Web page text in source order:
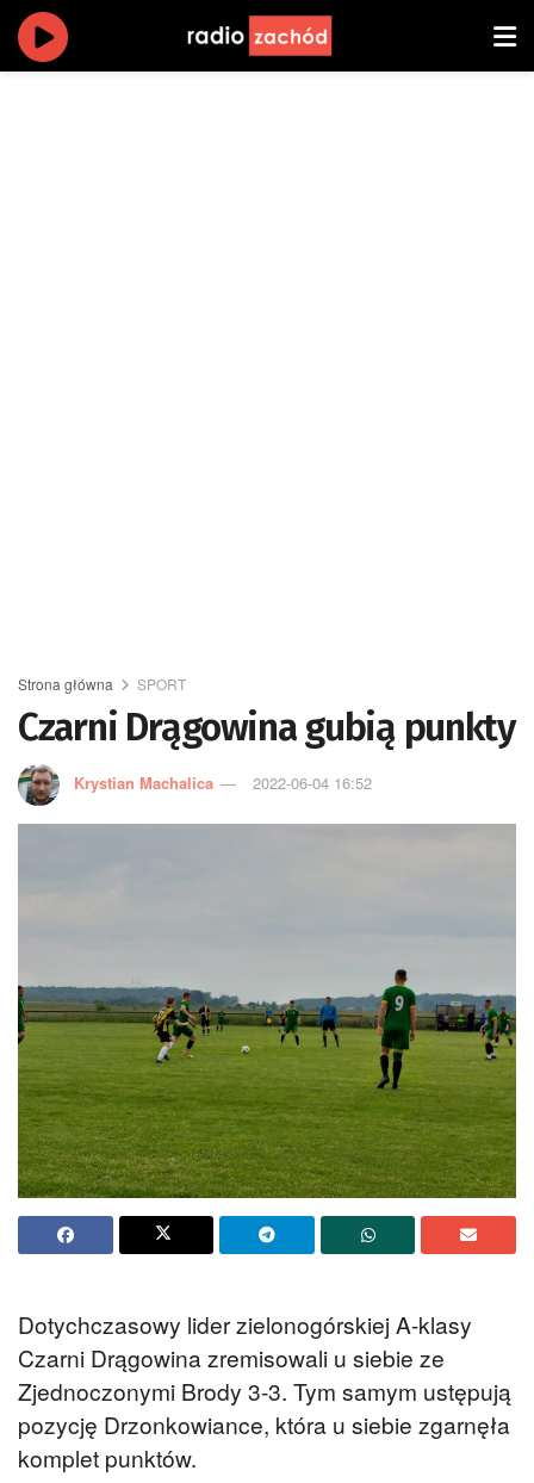
Strona główna SPORT
Czarni Drągowina gubią punkty
Krystian Machalica 2022-06-04 16:52
Dotychczasowy lider zielonogórskiej A-klasy
Czarni Drągowina zremisowali u siebie ze
Zjednoczonymi Brody 3-3. Tym samym ustępują
pozycję Drzonkowiance, która u siebie zgarnęła
komplet punktów.